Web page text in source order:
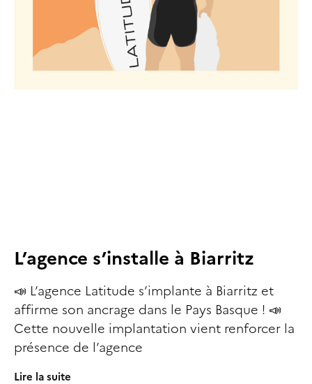
L’agence s’installe à Biarritz
📣 L’agence Latitude s’implante à Biarritz et
affirme son ancrage dans le Pays Basque ! 📣
Cette nouvelle implantation vient renforcer la
présence de l’agence
Lire la suite